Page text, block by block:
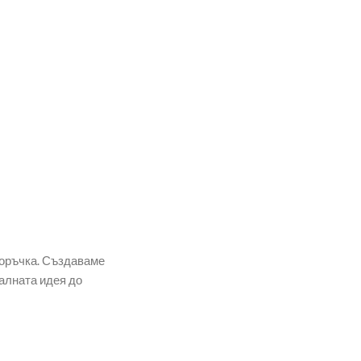
Създаваме
идея до